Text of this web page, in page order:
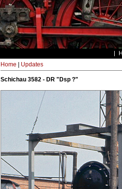
Home Updates
Schichau 3582 - DR "Dsp ?"